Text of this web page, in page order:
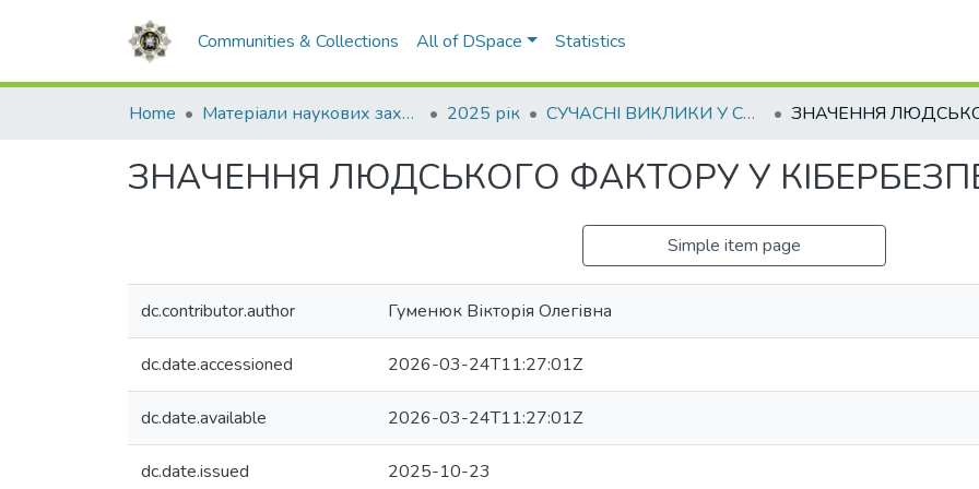
Communities & Collections All of DSpace Statistics
Home Матеріали наукових заходів 2025 рік СУЧАСНІ ВИКЛИКИ У СФЕРІ КІБЕРБЕЗПЕКИ ТА ШЛЯХИ ПРОТИДІЇ КІБЕРЗЛОЧИННОСТІ
ЗНАЧЕННЯ ЛЮДСЬКОГО ФАКТОРУ У
Simple item page
dc.contributor.author Гуменюк Вікторія Олегівна
dc.date.accessioned 2026-03-24T11:27:01Z
dc.date.available 2026-03-24T11:27:01Z
dc.date.issued 2025-10-23